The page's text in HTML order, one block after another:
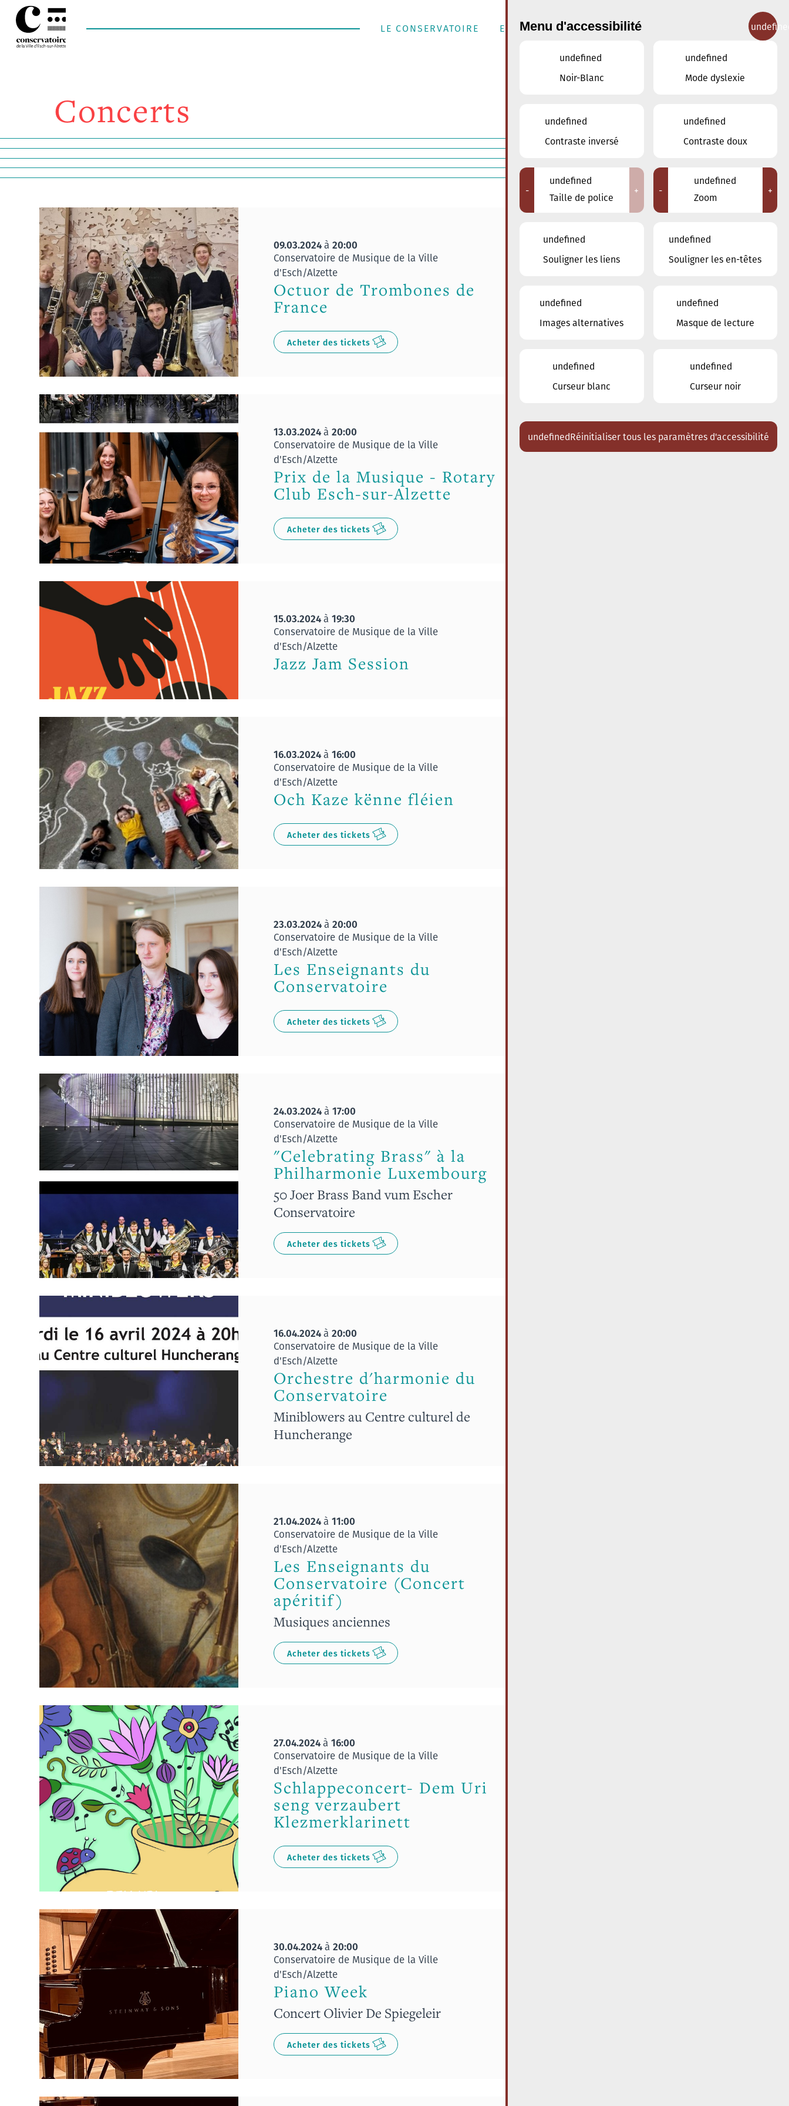
LE CONSERVATOIRE ENSEIGNEMENT MUSICAL CONTACT
Concerts
09.03.2024à 20:00
Conservatoire de Musique de la Ville
d'Esch/Alzette
Octuor de Trombones de
France
Acheter des tickets
13.03.2024à 20:00
Conservatoire de Musique de la Ville
d'Esch/Alzette
Prix de la Musique - Rotary
Club Esch-sur-Alzette
Acheter des tickets
15.03.2024à 19:30
Conservatoire de Musique de la Ville
d'Esch/Alzette
Jazz Jam Session
16.03.2024à 16:00
Conservatoire de Musique de la Ville
d'Esch/Alzette
Och Kaze kënne fléien
Acheter des tickets
23.03.2024à 20:00
Conservatoire de Musique de la Ville
d'Esch/Alzette
Les Enseignants du
Conservatoire
Acheter des tickets
24.03.2024à 17:00
Conservatoire de Musique de la Ville
d'Esch/Alzette
"Celebrating Brass" à la
Philharmonie Luxembourg
50 Joer Brass Band vum Escher
Conservatoire
Acheter des tickets
16.04.2024à 20:00
Conservatoire de Musique de la Ville
d'Esch/Alzette
Orchestre d'harmonie du
Conservatoire
Miniblowers au Centre culturel de
Huncherange
21.04.2024à 11:00
Conservatoire de Musique de la Ville
d'Esch/Alzette
Les Enseignants du
Conservatoire (Concert
apéritif)
Musiques anciennes
Acheter des tickets
27.04.2024à 16:00
Conservatoire de Musique de la Ville
d'Esch/Alzette
Schlappeconcert- Dem Uri
seng verzaubert
Klezmerklarinett
Acheter des tickets
30.04.2024à 20:00
Conservatoire de Musique de la Ville
d'Esch/Alzette
Piano Week
Concert Olivier De Spiegeleir
Acheter des tickets
Lieux
Tous
Ariston
Conservatoire de Musique de la Ville
d'Esch/Alzette
Eglise décanale St. Joseph / Esch
Escher Theater - Esch-sur-Alzette
Restaurant FeVi Bosque
Menu d'accessibilité
undefined
Noir-Blanc
undefined
Mode dyslexie
undefined
Contraste inversé
undefined
Contraste doux
-
undefined
Taille de police
+ -
undefined
Zoom
+
undefined
Souligner les liens
undefined
Souligner les en-têtes
undefined
Images alternatives
undefined
Masque de lecture
undefined
Curseur blanc
undefined
Curseur noir
undefinedRéinitialiser tous les paramètres d'accessibilité